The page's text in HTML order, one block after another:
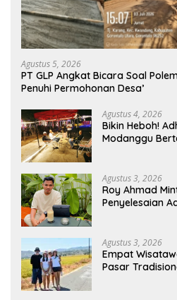
Agustus 5, 2026
PT GLP Angkat Bicara Soal
Penuhi Permohonan Desa’
Agustus 4, 2026
Bikin Heboh!
Modanggu
Agustus 3, 2026
Roy Ahmad
Penyelesaian
Agustus 3, 2026
Empat
Pasar